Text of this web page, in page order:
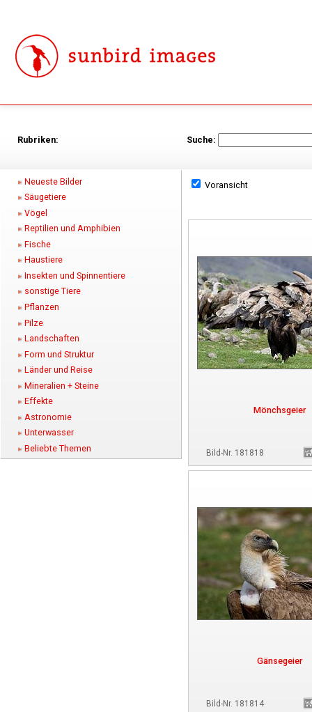
Rubriken: Suche:
Neueste Bilder
Säugetiere
Vögel
Reptilien und Amphibien
Fische
Haustiere
Insekten und Spinnentiere
sonstige Tiere
Pflanzen
Pilze
Landschaften
Form und Struktur
Länder und Reise
Mineralien + Steine
Effekte
Astronomie
Unterwasser
Beliebte Themen
Voransicht
Mönchsgeier
Bild-Nr. 181818
Gänsegeier
Bild-Nr. 181814